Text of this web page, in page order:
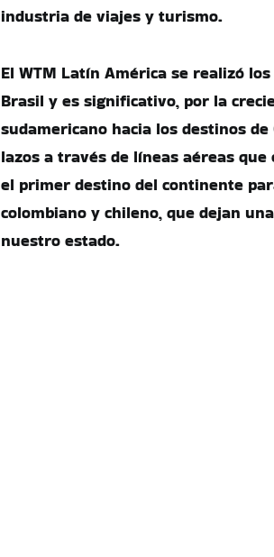
industria de viajes y turismo.
El WTM Latín América se realizó
Brasil y es significativo, por la
sudamericano hacia los destinos
lazos a través de líneas aéreas
el primer destino del continente
colombiano y chileno, que dejan
nuestro estado.